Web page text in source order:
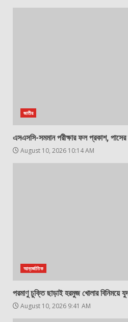
জাতীয়
এসএসসি-সমমান পরীক্ষার ফল প্রকাশ,
August 10, 2026 10:14 AM
আন্তর্জাতিক
পরমাণু চুক্তি ছাড়াই হরমুজ খোলার বিনিময়ে
August 10, 2026 9:41 AM